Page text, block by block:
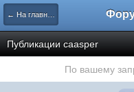
← На главную
Публикации caasper
По вашему